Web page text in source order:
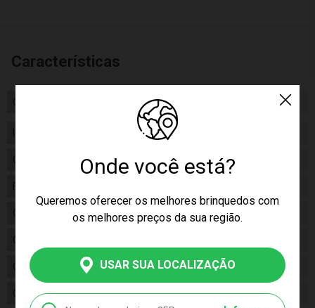
Onde você está?
Queremos oferecer os melhores brinquedos com
os melhores preços da sua região.
USAR SUA LOCALIZAÇÃO
Características
Certificado/ Selo Inmetro
03+
Gênero Masculino
Fabricante
Código BBRT023
Código de Barras
Composição 100% PP
Conteúdo da Embalagem 01 Caminhão Caçamba Truck